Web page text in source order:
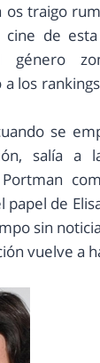
os traigo
cine de
los
se
salía a
papel de
sin
vuelve a